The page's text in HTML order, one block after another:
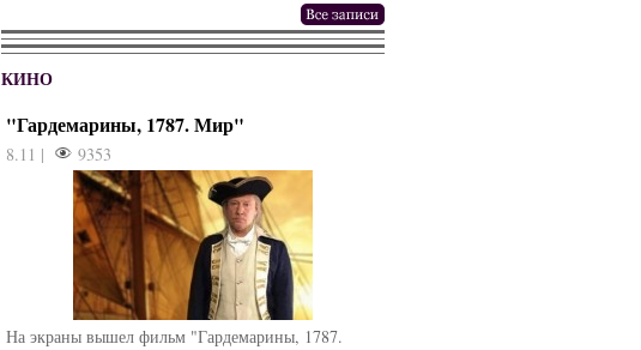
КИНО
"Гардемарины, 1787. Мир"
8.11 | 9353
На экраны вышел фильм "Гардемарины, 1787.